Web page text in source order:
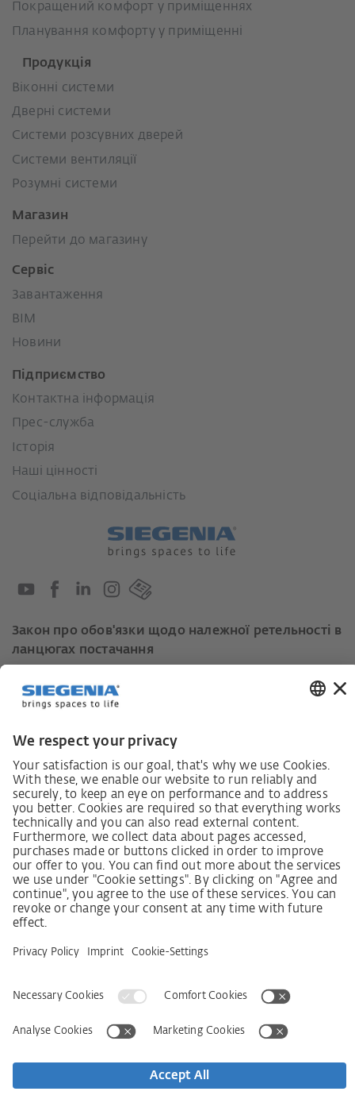
Покращений комфорт у приміщеннях
Планування комфорту у приміщенні
Продукція
Віконні системи
Дверні системи
Системи розсувних дверей
Системи вентиляції
Розумні системи
Магазин
Перейти до магазину
Сервіс
Завантаження
BIM
Новини
Підприємство
Контактна інформація
Прес-служба
Історія
Наші цінності
Соціальна відповідальність
Закон про обов'язки щодо належної ретельності в
ланцюгах постачання
Інформаційний лист для постачальників щодо
постачання (LkSG)
Декларація про принципи стратегії у сфері прав
людини
Процедура подання та розгляду скарг відповідно
до Закону про належну обачність у ланцюгах
постачання
Довідкові дані AGB
Політика конфіденційності